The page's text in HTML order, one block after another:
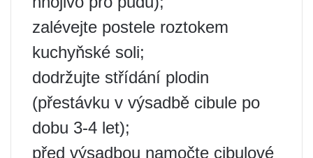
zalévejte postele roztokem
kuchyňské soli;
dodržujte střídání plodin
(přestávku v výsadbě cibule po
dobu 3-4 let);
před výsadbou namočte cibulové